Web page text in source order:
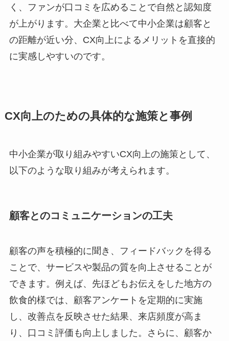
く、ファンが口コミを広めることで自然と認知度
が上がります。大企業と比べて中小企業は顧客と
の距離が近い分、CX向上によるメリットを直接的
に実感しやすいのです。
CX向上のための具体的な施策と事例
中小企業が取り組みやすいCX向上の施策として、
以下のような取り組みが考えられます。
顧客とのコミュニケーションの工夫
顧客の声を積極的に聞き、フィードバックを得る
ことで、サービスや製品の質を向上させることが
できます。例えば、先ほどもお伝えをした地方の
飲食的様では、顧客アンケートを定期的に実施
し、改善点を反映させた結果、来店頻度が高ま
り、口コミ評価も向上しました。さらに、顧客か